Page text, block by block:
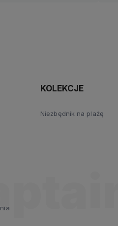
KOLEKCJE
Niezbędnik na plażę